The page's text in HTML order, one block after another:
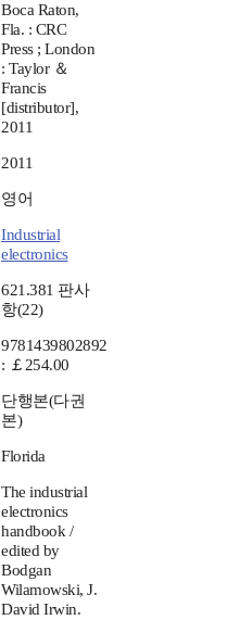
Boca Raton,
Fla. : CRC
Press ; London
: Taylor ＆
Francis
[distributor],
2011
2011
영어
Industrial
electronics
621.381 판사
항(22)
9781439802892
: ￡254.00
단행본(다권
본)
Florida
The industrial
electronics
handbook /
edited by
Bodgan
Wilamowski, J.
David Irwin.